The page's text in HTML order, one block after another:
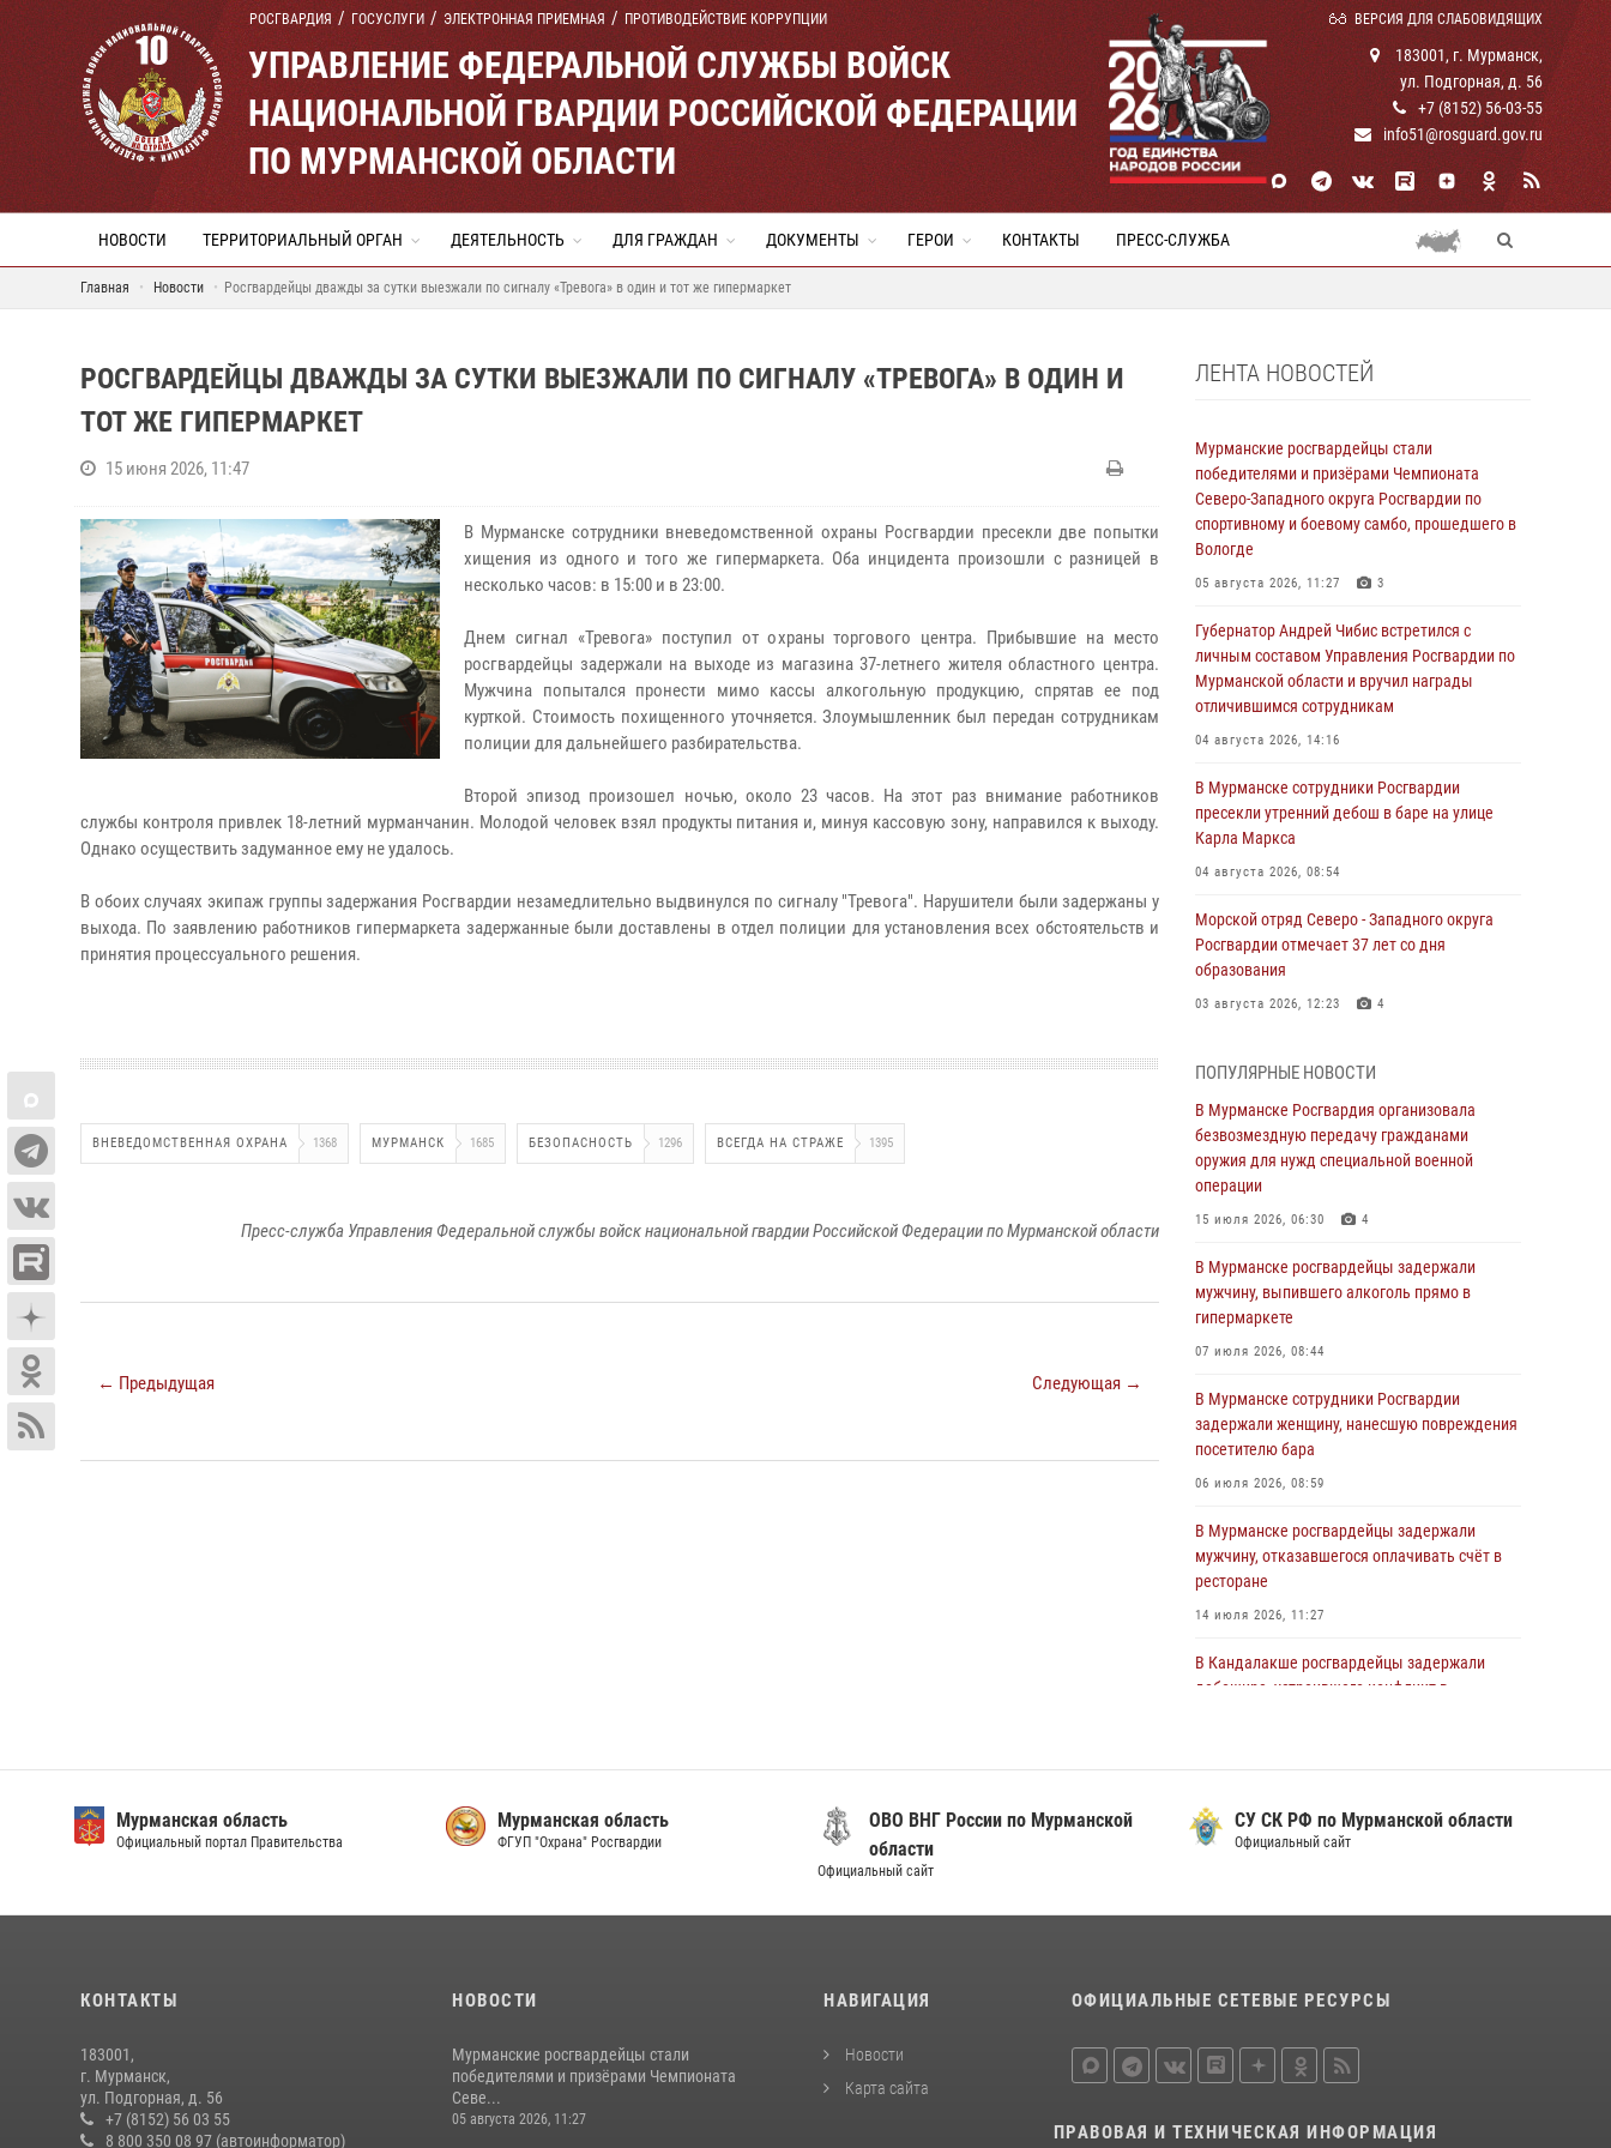
РОСГВАРДИЯ ГОСУСЛУГИ ЭЛЕКТРОННАЯ ПРИЕМНАЯ ПРОТИВОДЕЙСТВИЕ КОРРУПЦИИ ВЕРСИЯ ДЛЯ СЛАБОВИДЯЩИХ
УПРАВЛЕНИЕ ФЕДЕРАЛЬНОЙ СЛУЖБЫ ВОЙСК
НАЦИОНАЛЬНОЙ ГВАРДИИ РОССИЙСКОЙ ФЕДЕРАЦИИ
ПО МУРМАНСКОЙ ОБЛАСТИ
183001, г. Мурманск,
ул. Подгорная, д. 56
+7 (8152) 56-03-55
info51@rosguard.gov.ru
НОВОСТИ ТЕРРИТОРИАЛЬНЫЙ ОРГАН ДЕЯТЕЛЬНОСТЬ ДЛЯ ГРАЖДАН ДОКУМЕНТЫ ГЕРОИ КОНТАКТЫ ПРЕСС-СЛУЖБА
Главная Новости Росгвардейцы дважды за сутки выезжали по сигналу «Тревога» в один и тот же гипермаркет
РОСГВАРДЕЙЦЫ ДВАЖДЫ ЗА СУТКИ ВЫЕЗЖАЛИ ПО СИГНАЛУ «ТРЕВОГА» В ОДИН И
ТОТ ЖЕ ГИПЕРМАРКЕТ
15 июня 2026, 11:47
В Мурманске сотрудники вневедомственной охраны Росгвардии пресекли две попытки
хищения из одного и того же гипермаркета. Оба инцидента произошли с разницей в
несколько часов: в 15:00 и в 23:00.
Днем сигнал «Тревога» поступил от охраны торгового центра. Прибывшие на место
росгвардейцы задержали на выходе из магазина 37-летнего жителя областного центра.
Мужчина попытался пронести мимо кассы алкогольную продукцию, спрятав ее под
курткой. Стоимость похищенного уточняется. Злоумышленник был передан сотрудникам
полиции для дальнейшего разбирательства.
Второй эпизод произошел ночью, около 23 часов. На этот раз внимание работников
службы контроля привлек 18-летний мурманчанин. Молодой человек взял продукты питания и, минуя кассовую зону, направился к выходу.
Однако осуществить задуманное ему не удалось.
В обоих случаях экипаж группы задержания Росгвардии незамедлительно выдвинулся по сигналу "Тревога". Нарушители были задержаны у
выхода. По заявлению работников гипермаркета задержанные были доставлены в отдел полиции для установления всех обстоятельств и
принятия процессуального решения.
ВНЕВЕДОМСТВЕННАЯ ОХРАНА 1368 МУРМАНСК 1685 БЕЗОПАСНОСТЬ 1296 ВСЕГДА НА СТРАЖЕ 1395
Пресс-служба Управления Федеральной службы войск национальной гвардии Российской Федерации по Мурманской области
← Предыдущая Следующая →
ЛЕНТА НОВОСТЕЙ
Мурманские росгвардейцы стали
победителями и призёрами Чемпионата
Северо-Западного округа Росгвардии по
спортивному и боевому самбо, прошедшего в
Вологде
05 августа 2026, 11:27 3
Губернатор Андрей Чибис встретился с
личным составом Управления Росгвардии по
Мурманской области и вручил награды
отличившимся сотрудникам
04 августа 2026, 14:16
В Мурманске сотрудники Росгвардии
пресекли утренний дебош в баре на улице
Карла Маркса
04 августа 2026, 08:54
Морской отряд Северо - Западного округа
Росгвардии отмечает 37 лет со дня
образования
03 августа 2026, 12:23 4
Росгвардии пресекли хулиганские действия
дебошира на автозаправочной станции
города Кандалакши
03 августа 2026, 09:12
Сотрудники Росгвардии провели инструктаж
членов избирательных комиссий в
31 июля 2026, 08:48
не оплатившего счет в ресторане
30 июля 2026, 14:09
занятие совместно с МЧС России
30 июля 2026, 14:05
посвященное Дню памяти святого
равноапостольного великого князя
пресекли ночной дебош в баре на улице
Орликовой
ПОПУЛЯРНЫЕ НОВОСТИ
В Мурманске Росгвардия организовала
безвозмездную передачу гражданами
оружия для нужд специальной военной
операции
15 июля 2026, 06:30 4
В Мурманске росгвардейцы задержали
мужчину, выпившего алкоголь прямо в
гипермаркете
07 июля 2026, 08:44
В Мурманске сотрудники Росгвардии
задержали женщину, нанесшую повреждения
посетителю бара
06 июля 2026, 08:59
В Мурманске росгвардейцы задержали
мужчину, отказавшегося оплачивать счёт в
ресторане
14 июля 2026, 11:27
В Кандалакше росгвардейцы задержали
дебошира, устроившего конфликт в
«Динамо бежит 2026»
28 июля 2026, 08:02
В Мурманске росгвардейцы пресекли
нарушавшей общественный порядок в
магазине - буфете
Мурманская область
Официальный портал Правительства
Мурманская область
ФГУП "Охрана" Росгвардии
ОВО ВНГ России по Мурманской
области
Официальный сайт
СУ СК РФ по Мурманской области
Официальный сайт
КОНТАКТЫ
183001,
г. Мурманск,
ул. Подгорная, д. 56
+7 (8152) 56 03 55
8 800 350 08 97 (автоинформатор)
НОВОСТИ
Мурманские росгвардейцы стали
победителями и призёрами Чемпионата
Севе...
05 августа 2026, 11:27
НАВИГАЦИЯ
Новости
Карта сайта
ОФИЦИАЛЬНЫЕ СЕТЕВЫЕ РЕСУРСЫ
ПРАВОВАЯ И ТЕХНИЧЕСКАЯ ИНФОРМАЦИЯ